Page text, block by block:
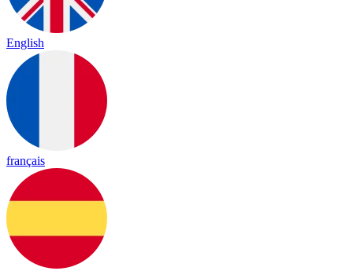
English
français